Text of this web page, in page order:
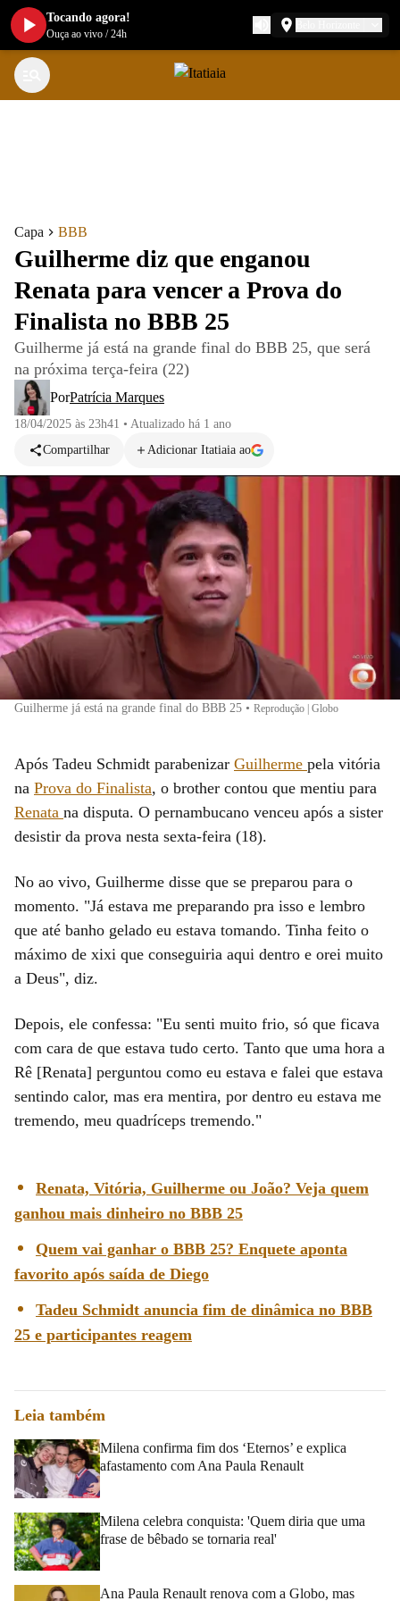
Capa BBB
Guilherme diz que enganou
Renata para vencer a Prova do
Finalista no BBB 25
Guilherme já está na grande final do BBB 25, que será
na próxima terça-feira (22)
PorPatrícia Marques
18/04/2025 às 23h41 • Atualizado há 1 ano
Compartilhar
Adicionar Itatiaia ao
Guilherme já está na grande final do BBB 25 • Reprodução | Globo
Após Tadeu Schmidt parabenizar Guilherme pela vitória
na Prova do Finalista, o brother contou que mentiu para
Renata na disputa. O pernambucano venceu após a sister
desistir da prova nesta sexta-feira (18).
No ao vivo, Guilherme disse que se preparou para o
momento. "Já estava me preparando pra isso e lembro
que até banho gelado eu estava tomando. Tinha feito o
máximo de xixi que conseguiria aqui dentro e orei muito
a Deus", diz.
Depois, ele confessa: "Eu senti muito frio, só que ficava
com cara de que estava tudo certo. Tanto que uma hora a
Rê [Renata] perguntou como eu estava e falei que estava
sentindo calor, mas era mentira, por dentro eu estava me
tremendo, meu quadríceps tremendo."
Renata, Vitória, Guilherme ou João? Veja quem
ganhou mais dinheiro no BBB 25
Quem vai ganhar o BBB 25? Enquete aponta
favorito após saída de Diego
Tadeu Schmidt anuncia fim de dinâmica no BBB
25 e participantes reagem
Leia também
Milena confirma fim dos ‘Eternos’ e explica
afastamento com Ana Paula Renault
Milena celebra conquista: 'Quem diria que uma
frase de bêbado se tornaria real'
Ana Paula Renault renova com a Globo, mas
Tocando agora!
Ouça ao vivo /24h